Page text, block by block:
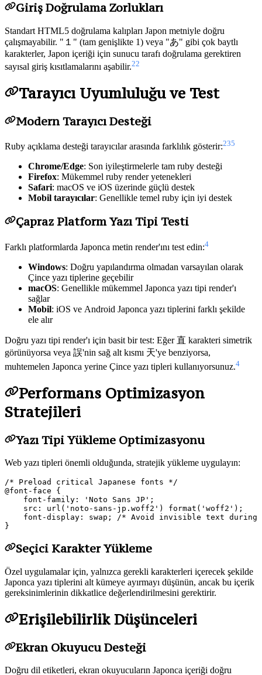
Giriş Doğrulama Zorlukları
Standart HTML5 doğrulama kalıpları Japon metniyle doğru
çalışmayabilir. "１" (tam genişlikte 1) veya "あ" gibi çok baytlı
karakterler, Japon içeriği için sunucu tarafı doğrulama gerektiren
sayısal giriş kısıtlamalarını aşabilir.22
Tarayıcı Uyumluluğu ve Test
Modern Tarayıcı Desteği
Ruby açıklama desteği tarayıcılar arasında farklılık gösterir:235
Chrome/Edge: Son iyileştirmelerle tam ruby desteği
Firefox: Mükemmel ruby render yetenekleri
Safari: macOS ve iOS üzerinde güçlü destek
Mobil tarayıcılar: Genellikle temel ruby için iyi destek
Çapraz Platform Yazı Tipi Testi
Farklı platformlarda Japonca metin render'ını test edin:4
Windows: Doğru yapılandırma olmadan varsayılan olarak
Çince yazı tiplerine geçebilir
macOS: Genellikle mükemmel Japonca yazı tipi render'ı
sağlar
Mobil: iOS ve Android Japonca yazı tiplerini farklı şekilde
ele alır
Doğru yazı tipi render'ı için basit bir test: Eğer 直 karakteri simetrik
görünüyorsa veya 誤'nin sağ alt kısmı 天'ye benziyorsa,
muhtemelen Japonca yerine Çince yazı tipleri kullanıyorsunuz.4
Performans Optimizasyon
Stratejileri
Yazı Tipi Yükleme Optimizasyonu
Web yazı tipleri önemli olduğunda, stratejik yükleme uygulayın:
/* Preload critical Japanese fonts */
@font-face {
    font-family: 'Noto Sans JP';
    src: url('noto-sans-jp.woff2') format('woff2');
font-display: swap; /* Avoid invisible text during
Seçici Karakter Yükleme
Özel uygulamalar için, yalnızca gerekli karakterleri içerecek şekilde
Japonca yazı tiplerini alt kümeye ayırmayı düşünün, ancak bu içerik
gereksinimlerinin dikkatlice değerlendirilmesini gerektirir.
Erişilebilirlik Düşünceleri
Ekran Okuyucu Desteği
Doğru dil etiketleri, ekran okuyucuların Japonca içeriği doğru